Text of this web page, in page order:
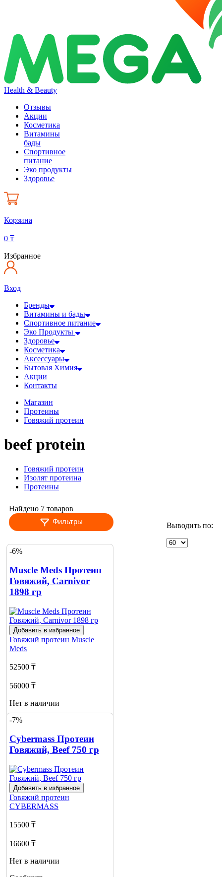
Health & Beauty
Отзывы
Акции
Косметика
Витамины
бады
Спортивное
питание
Эко продукты
Здоровье
Корзина
0 ₸
Избранное
Вход
Бренды
Витамины и бады
Спортивное питание
Эко Продукты
Здоровье
Косметика
Аксессуары
Бытовая Химия
Акции
Контакты
Магазин
Протеины
Говяжий протеин
beef protein
Говяжий протеин
Изолят протеина
Протеины
Найдено 7 товаров
Фильтры
Выводить по:
-6%
Muscle Meds Протеин
Говяжий, Carnivor
1898 гр
Добавить в избранное
Говяжий протеин Muscle
Meds
52500 ₸
56000 ₸
Нет в наличии
Сообщить
3
-7%
Cybermass Протеин
Говяжий, Beef 750 гр
Добавить в избранное
Говяжий протеин
CYBERMASS
15500 ₸
16600 ₸
Нет в наличии